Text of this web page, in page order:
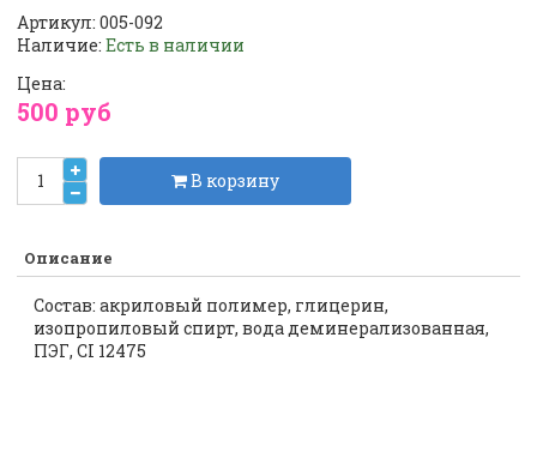
Артикул: 005-092
Наличие: Есть в наличии
Цена:
500 руб
В корзину
Описание
Состав: акриловый полимер, глицерин,
изопропиловый спирт, вода деминерализованная,
ПЭГ, CI 12475